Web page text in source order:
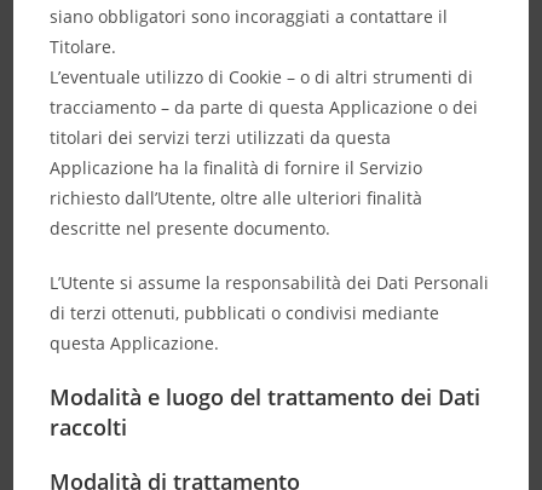
siano obbligatori sono incoraggiati a contattare il
Titolare.
L’eventuale utilizzo di Cookie – o di altri strumenti di
tracciamento – da parte di questa Applicazione o dei
titolari dei servizi terzi utilizzati da questa
Applicazione ha la finalità di fornire il Servizio
richiesto dall’Utente, oltre alle ulteriori finalità
descritte nel presente documento.
L’Utente si assume la responsabilità dei Dati Personali
di terzi ottenuti, pubblicati o condivisi mediante
questa Applicazione.
Modalità e luogo del trattamento dei Dati
raccolti
Modalità di trattamento